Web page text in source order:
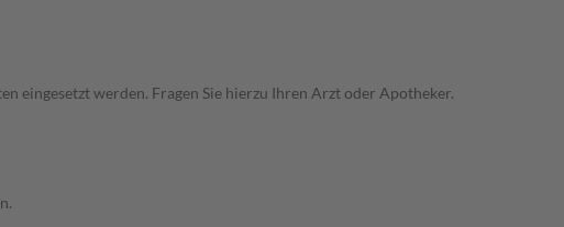
eingesetzt werden. Fragen Sie hierzu Ihren Arzt oder Apotheker.